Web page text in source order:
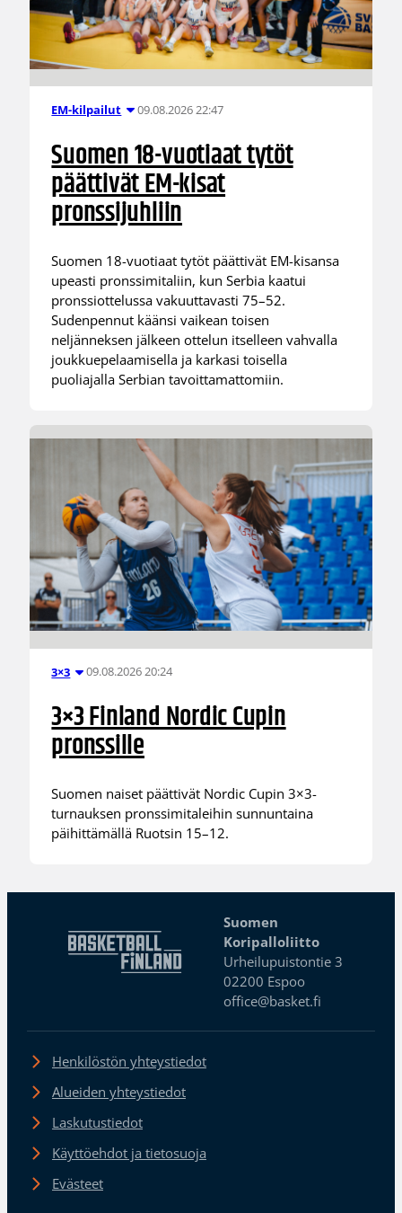
EM-kilpailut 09.08.2026 22:47
Suomen 18-vuotiaat tytöt
päättivät EM-kisat
pronssijuhliin
Suomen 18-vuotiaat tytöt päättivät EM-kisansa
upeasti pronssimitaliin, kun Serbia kaatui
pronssiottelussa vakuuttavasti 75–52.
Sudenpennut käänsi vaikean toisen
neljänneksen jälkeen ottelun itselleen vahvalla
joukkuepelaamisella ja karkasi toisella
puoliajalla Serbian tavoittamattomiin.
3×3 09.08.2026 20:24
3×3 Finland Nordic Cupin
pronssille
Suomen naiset päättivät Nordic Cupin 3×3-
turnauksen pronssimitaleihin sunnuntaina
päihittämällä Ruotsin 15–12.
Suomen
Koripalloliitto
Urheilupuistontie 3
02200 Espoo
office@basket.fi
Henkilöstön yhteystiedot
Alueiden yhteystiedot
Laskutustiedot
Käyttöehdot ja tietosuoja
Evästeet